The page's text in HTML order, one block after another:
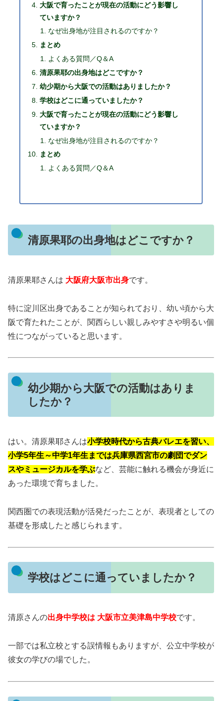
大阪で育ったことが現在の活動にどう影響し
ていますか？
なぜ出身地が注目されるのですか？
まとめ
よくある質問／Q＆A
清原果耶の出身地はどこですか？
幼少期から大阪での活動はありましたか？
学校はどこに通っていましたか？
大阪で育ったことが現在の活動にどう影響し
ていますか？
なぜ出身地が注目されるのですか？
まとめ
よくある質問／Q＆A
清原果耶の出身地はどこですか？
清原果耶さんは 大阪府大阪市出身です。
特に淀川区出身であることが知られており、幼い頃から大
阪で育たれたことが、関西らしい親しみやすさや明るい個
性につながっていると思います。
幼少期から大阪での活動はありま
したか？
はい。清原果耶さんは小学校時代から古典バレエを習い、
小学5年生～中学1年生までは兵庫県西宮市の劇団でダン
スやミュージカルを学ぶなど、芸能に触れる機会が身近に
あった環境で育ちました。
関西圏での表現活動が活発だったことが、表現者としての
基礎を形成したと感じられます。
学校はどこに通っていましたか？
清原さんの出身中学校は 大阪市立美津島中学校です。
一部では私立校とする誤情報もありますが、公立中学校が
彼女の学びの場でした。